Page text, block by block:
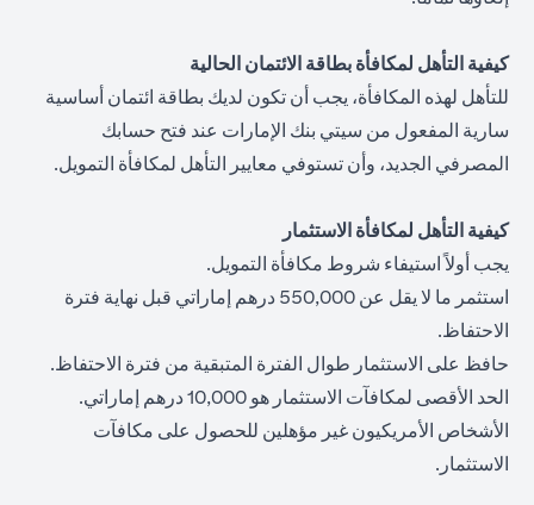
كيفية التأهل لمكافأة بطاقة الائتمان الحالية
للتأهل لهذه المكافأة، يجب أن تكون لديك بطاقة ائتمان أساسية
سارية المفعول من سيتي بنك الإمارات عند فتح حسابك
المصرفي الجديد، وأن تستوفي معايير التأهل لمكافأة التمويل.
كيفية التأهل لمكافأة الاستثمار
يجب أولاً استيفاء شروط مكافأة التمويل.
استثمر ما لا يقل عن 550,000 درهم إماراتي قبل نهاية فترة
الاحتفاظ.
حافظ على الاستثمار طوال الفترة المتبقية من فترة الاحتفاظ.
الحد الأقصى لمكافآت الاستثمار هو 10,000 درهم إماراتي.
الأشخاص الأمريكيون غير مؤهلين للحصول على مكافآت
الاستثمار.